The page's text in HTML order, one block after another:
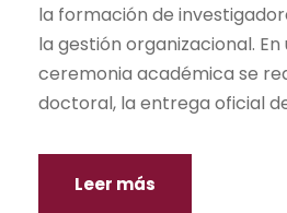
la formación de
la gestión organizacional.
ceremonia académica se
doctoral, la entrega oficial
Leer más